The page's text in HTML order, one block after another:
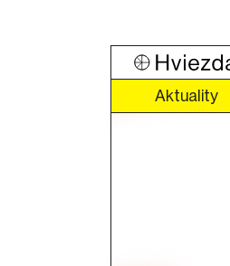
Aktuality